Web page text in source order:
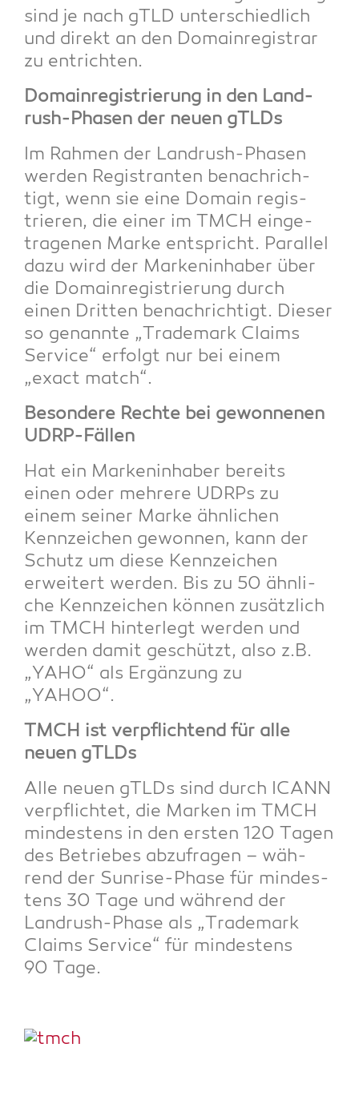
sind je nach gTLD unter­schied­lich
und direkt an den Domain­re­gis­trar
zu entrichten.
Domain­re­gis­trie­rung in den Land­
rush-Pha­sen der neu­en gTLDs
Im Rah­men der Land­rush-Pha­sen
wer­den Regis­tran­ten benach­rich­
tigt, wenn sie eine Domain regis­
trie­ren, die einer im TMCH ein­ge­
tra­ge­nen Mar­ke ent­spricht. Par­al­lel
dazu wird der Mar­ken­in­ha­ber über
die Domain­re­gis­trie­rung durch
einen Drit­ten benach­rich­tigt. Die­ser
so genann­te „Trade­mark Claims
Ser­vice“ erfolgt nur bei einem
„exact match“.
Beson­de­re Rech­te bei gewon­ne­nen
UDRP-Fällen
Hat ein Mar­ken­in­ha­ber bereits
einen oder meh­re­re UDRPs zu
einem sei­ner Mar­ke ähn­li­chen
Kenn­zei­chen gewon­nen, kann der
Schutz um die­se Kenn­zei­chen
erwei­tert wer­den. Bis zu 50 ähn­li­
che Kenn­zei­chen kön­nen zusätz­lich
im TMCH hin­ter­legt wer­den und
wer­den damit geschützt, also z.B.
„YAHO“ als Ergän­zung zu
„YAHOO“.
TMCH ist ver­pflich­tend für alle
neu­en gTLDs
Alle neu­en gTLDs sind durch ICANN
ver­pflich­tet, die Mar­ken im TMCH
min­des­tens in den ers­ten 120 Tagen
des Betrie­bes abzu­fra­gen – wäh­
rend der Sun­ri­se-Pha­se für min­des­
tens 30 Tage und wäh­rend der
Land­rush-Pha­se als „Trade­mark
Claims Ser­vice“ für min­des­tens
90 Tage.